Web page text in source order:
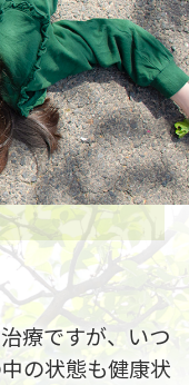
療ですが、いつ
の状態も健康状